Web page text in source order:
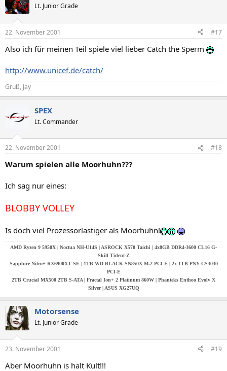
Lt. Junior Grade
22. November 2001 #17
Also ich für meinen Teil spiele viel lieber Catch the Sperm
http://www.unicef.de/catch/
Gruß, Jay
SPEX
Lt. Commander
22. November 2001 #18
Warum spielen alle Moorhuhn???
Ich sag nur eines:
BLOBBY VOLLEY
Is doch viel Prozessorlastiger als Moorhuhn!
AMD Ryzen 9 5950X | Noctua NH-U14S | ASROCK X570 Taichi | 4x8GB DDR4-3600 CL16 G-
Skill Tident-Z
Sapphire Nitro+ RX6900XT SE | 1TB WD BLACK SN850X M.2 PCI-E | 2x 1TB PNY CS3030
PCI-E
2TB Crucial MX500 2TB S-ATA | Fractal Ion+ 2 Platinum 860W | Phanteks Enthoo Evolv X
Silver | ASUS XG27UQ
Motorsense
Lt. Junior Grade
23. November 2001 #19
Aber Moorhuhn is halt Kult!!!